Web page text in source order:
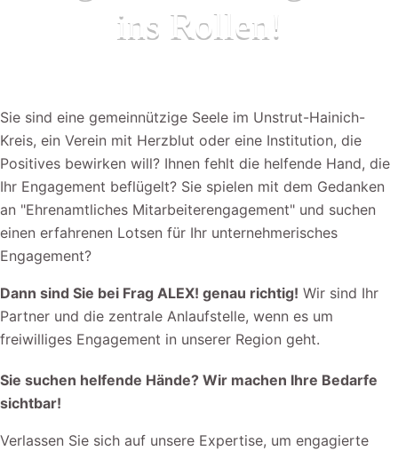
ins Rollen!
Sie sind eine gemeinnützige Seele im Unstrut-Hainich-
Kreis, ein Verein mit Herzblut oder eine Institution, die
Positives bewirken will? Ihnen fehlt die helfende Hand, die
Ihr Engagement beflügelt? Sie spielen mit dem Gedanken
an "Ehrenamtliches Mitarbeiterengagement" und suchen
einen erfahrenen Lotsen für Ihr unternehmerisches
Engagement?
Dann sind Sie bei Frag ALEX! genau richtig! Wir sind Ihr
Partner und die zentrale Anlaufstelle, wenn es um
freiwilliges Engagement in unserer Region geht.
Sie suchen helfende Hände? Wir machen Ihre Bedarfe
sichtbar!
Verlassen Sie sich auf unsere Expertise, um engagierte